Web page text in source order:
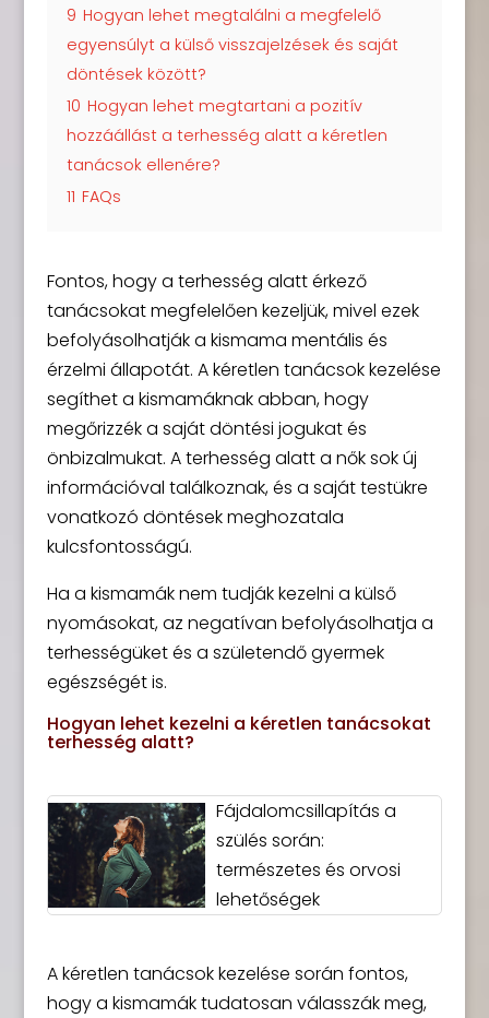
9 Hogyan lehet megtalálni a megfelelő
egyensúlyt a külső visszajelzések és saját
döntések között?
10 Hogyan lehet megtartani a pozitív
hozzáállást a terhesség alatt a kéretlen
tanácsok ellenére?
11 FAQs
Fontos, hogy a terhesség alatt érkező
tanácsokat megfelelően kezeljük, mivel ezek
befolyásolhatják a kismama mentális és
érzelmi állapotát. A kéretlen tanácsok kezelése
segíthet a kismamáknak abban, hogy
megőrizzék a saját döntési jogukat és
önbizalmukat. A terhesség alatt a nők sok új
információval találkoznak, és a saját testükre
vonatkozó döntések meghozatala
kulcsfontosságú.
Ha a kismamák nem tudják kezelni a külső
nyomásokat, az negatívan befolyásolhatja a
terhességüket és a születendő gyermek
egészségét is.
Hogyan lehet kezelni a kéretlen tanácsokat
terhesség alatt?
Fájdalomcsillapítás a
szülés során:
természetes és orvosi
lehetőségek
A kéretlen tanácsok kezelése során fontos,
hogy a kismamák tudatosan válasszák meg,